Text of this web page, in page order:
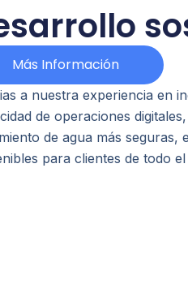
Más Información
a nuestra experiencia en
de operaciones
de agua más seguras,
para clientes de todo